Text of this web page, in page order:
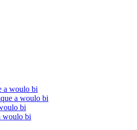
a woulo bi
a woulo bi
bi
woulo bi